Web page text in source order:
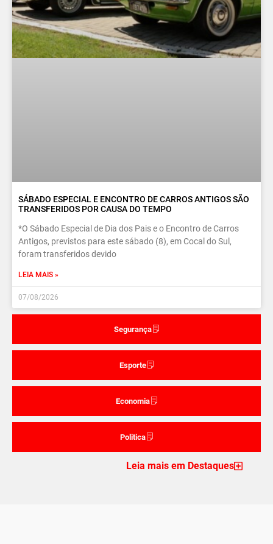
Segurança
Esporte
Economia
Politica
SÁBADO ESPECIAL E ENCONTRO DE CARROS ANTIGOS SÃO
TRANSFERIDOS POR CAUSA DO TEMPO
*O Sábado Especial de Dia dos Pais e o Encontro de Carros
Antigos, previstos para este sábado (8), em Cocal do Sul,
foram transferidos devido
LEIA MAIS »
07/08/2026
Leia mais em Destaques